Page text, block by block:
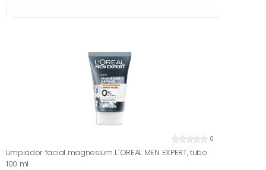
0
Limpiador facial magnesium L`OREAL MEN EXPERT, tubo
100 ml